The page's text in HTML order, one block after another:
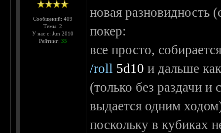
Сообщений: 409
Темы: 2
У нас с: Jun 2010
Рейтинг: 35
новая разновидность
покер:
все просто,
/roll 5d10 и дальше
(только без раздачи
выдается одним
поскольку в кубиках